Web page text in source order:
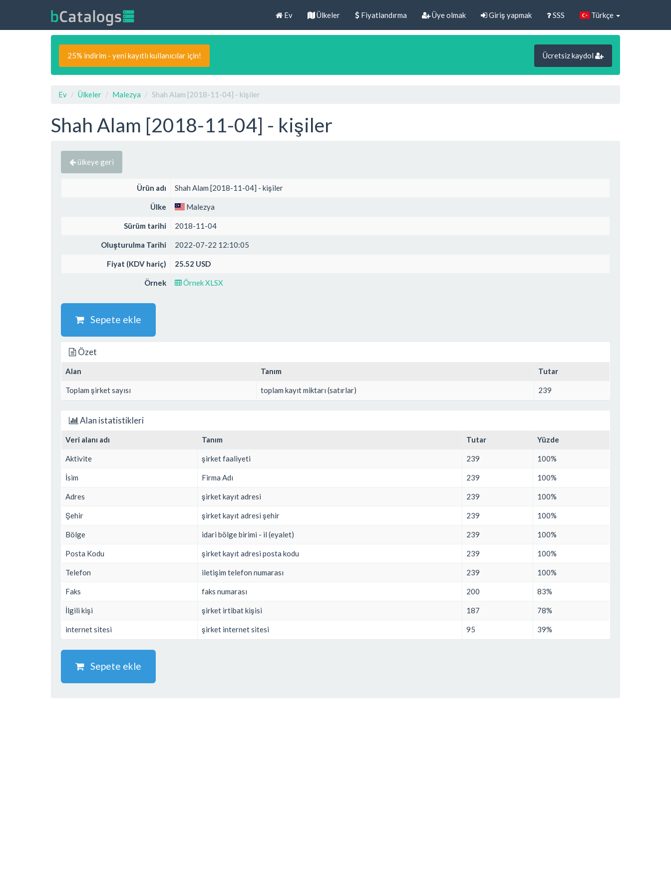
Ev Ülkeler Fiyatlandırma Üye olmak Giriş yapmak SSS Türkçe
25% indirim - yeni kayıtlı kullanıcılar için! Ücretsiz kaydol
Ev Ülkeler Malezya Shah Alam [2018-11-04] - kişiler
Shah Alam [2018-11-04] - kişiler
ülkeye geri
Ürün adı Shah Alam [2018-11-04] - kişiler
Ülke Malezya
Sürüm tarihi 2018-11-04
Oluşturulma Tarihi 2022-07-22 12:10:05
Fiyat (KDV hariç) 25.52 USD
Örnek Örnek XLSX
Sepete ekle
Özet
Alan Tanım Tutar
Toplam şirket sayısı toplam kayıt miktarı (satırlar) 239
Alan istatistikleri
Veri alanı adı Tanım Tutar Yüzde
Aktivite şirket faaliyeti 239 100%
İsim Firma Adı 239 100%
Adres şirket kayıt adresi 239 100%
Şehir şirket kayıt adresi şehir 239 100%
Bölge idari bölge birimi - il (eyalet) 239 100%
Posta Kodu şirket kayıt adresi posta kodu 239 100%
Telefon iletişim telefon numarası 239 100%
Faks faks numarası 200 83%
İlgili kişi şirket irtibat kişisi 187 78%
internet sitesi şirket internet sitesi 95 39%
Sepete ekle